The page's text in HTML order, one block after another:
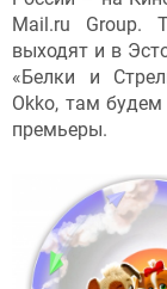
Mail.ru Group.
выходят и в
«Белки и
Okko, там
премьеры.